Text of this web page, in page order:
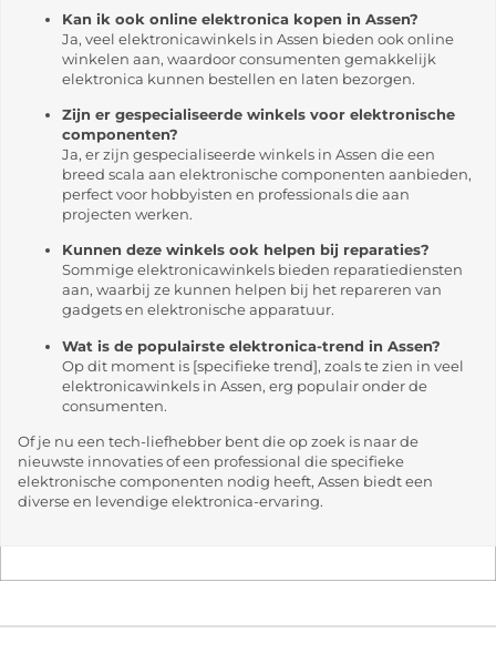
Kan ik ook online elektronica kopen in Assen?
Ja, veel elektronicawinkels in Assen bieden ook online
winkelen aan, waardoor consumenten gemakkelijk
elektronica kunnen bestellen en laten bezorgen.
Zijn er gespecialiseerde winkels voor elektronische
componenten?
Ja, er zijn gespecialiseerde winkels in Assen die een
breed scala aan elektronische componenten aanbieden,
perfect voor hobbyisten en professionals die aan
projecten werken.
Kunnen deze winkels ook helpen bij reparaties?
Sommige elektronicawinkels bieden reparatiediensten
aan, waarbij ze kunnen helpen bij het repareren van
gadgets en elektronische apparatuur.
Wat is de populairste elektronica-trend in Assen?
Op dit moment is [specifieke trend], zoals te zien in veel
elektronicawinkels in Assen, erg populair onder de
consumenten.
Of je nu een tech-liefhebber bent die op zoek is naar de
nieuwste innovaties of een professional die specifieke
elektronische componenten nodig heeft, Assen biedt een
diverse en levendige elektronica-ervaring.